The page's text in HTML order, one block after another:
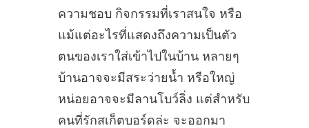
ความชอบ กิจกรรมที่เราสนใจ หรือ
แม้แต่อะไรที่แสดงถึงความเป็นตัว
ตนของเราใส่เข้าไปในบ้าน หลายๆ
บ้านอาจจะมีสระว่ายน้ำ หรือใหญ่
หน่อยอาจจะมีลานโบว์ลิ่ง แต่สำหรับ
คนที่รักสเก็ตบอร์ดล่ะ จะออกมา